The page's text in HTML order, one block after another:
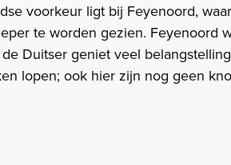
voorkeur ligt bij Feyenoord,
te worden gezien. Feyenoord
Duitser geniet veel
lopen; ook hier zijn nog geen